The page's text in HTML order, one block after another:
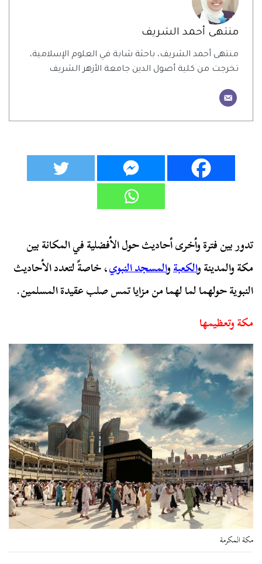
منتهى أحمد الشريف
منتهى أحمد الشريف، باحثة شابة في العلوم الإسلامية،
تخرجت من كلية أصول الدين جامعة الأزهر الشريف
تدور بين فترة وأخرى أحاديث حول الأفضلية في المكانة بين
مكة والمدينة والكعبةوالمسجد النبوي، خاصةً لتعدد الأحاديث
النبوية حولهما لما لهما من مزايا تمس صلب عقيدة المسلمين.
مكة وتعظيمها
مكة المكرمة